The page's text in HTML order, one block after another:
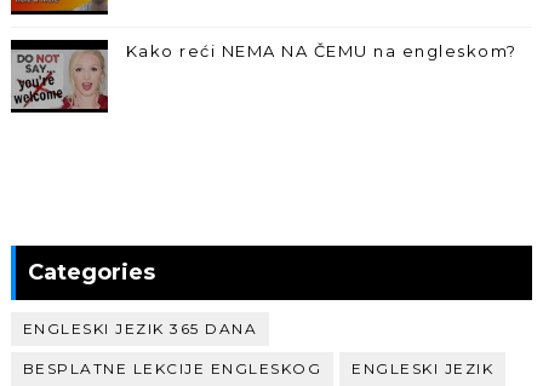
Kako reći NEMA NA ČEMU na engleskom?
Categories
ENGLESKI JEZIK 365 DANA
BESPLATNE LEKCIJE ENGLESKOG ENGLESKI JEZIK